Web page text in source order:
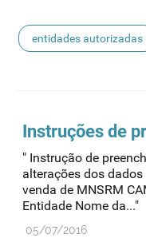
entidades autorizadas
Instruções de
" Instrução de
alterações dos
venda de MNSRM
Entidade Nome da..."
05/07/2016